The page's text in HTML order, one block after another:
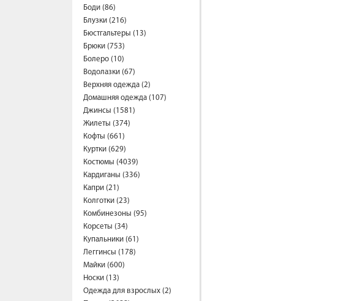
Боди (86)
Блузки (216)
Бюстгальтеры (13)
Брюки (753)
Болеро (10)
Водолазки (67)
Верхняя одежда (2)
Домашняя одежда (107)
Джинсы (1581)
Жилеты (374)
Кофты (661)
Куртки (629)
Костюмы (4039)
Кардиганы (336)
Капри (21)
Колготки (23)
Комбинезоны (95)
Корсеты (34)
Купальники (61)
Леггинсы (178)
Майки (600)
Носки (13)
Одежда для взрослых (2)